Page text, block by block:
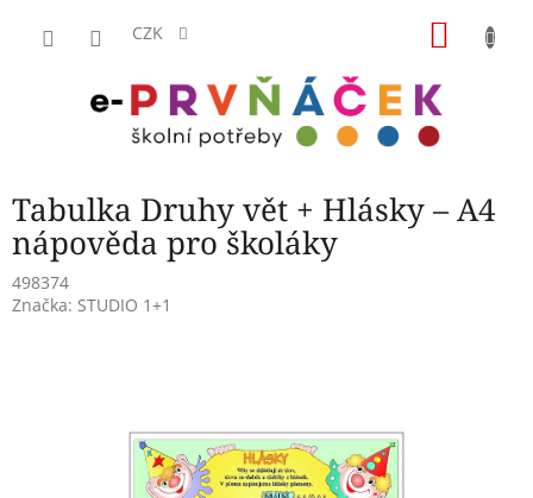
CZK
Tabulka Druhy vět + Hlásky – A4
nápověda pro školáky
498374
Značka: STUDIO 1+1